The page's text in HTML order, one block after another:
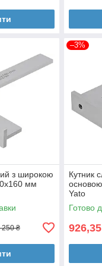
з широкою
мм
250 ₴
–3%
Кутник
Yato
Готово
926,35